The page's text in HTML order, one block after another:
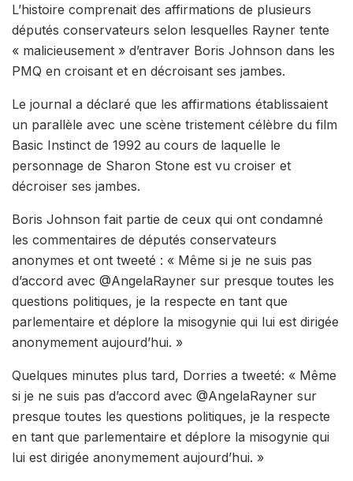
L’histoire comprenait des affirmations de plusieurs
députés conservateurs selon lesquelles Rayner tente
« malicieusement » d’entraver Boris Johnson dans les
PMQ en croisant et en décroisant ses jambes.
Le journal a déclaré que les affirmations établissaient
un parallèle avec une scène tristement célèbre du film
Basic Instinct de 1992 au cours de laquelle le
personnage de Sharon Stone est vu croiser et
décroiser ses jambes.
Boris Johnson fait partie de ceux qui ont condamné
les commentaires de députés conservateurs
anonymes et ont tweeté : « Même si je ne suis pas
d’accord avec @AngelaRayner sur presque toutes les
questions politiques, je la respecte en tant que
parlementaire et déplore la misogynie qui lui est dirigée
anonymement aujourd’hui. »
Quelques minutes plus tard, Dorries a tweeté: « Même
si je ne suis pas d’accord avec @AngelaRayner sur
presque toutes les questions politiques, je la respecte
en tant que parlementaire et déplore la misogynie qui
lui est dirigée anonymement aujourd’hui. »